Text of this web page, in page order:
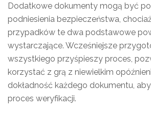
Dodatkowe dokumenty mogą być
podniesienia bezpieczeństwa,
przypadków te dwa podstawowe
wystarczające. Wcześniejsze
wszystkiego przyśpieszy proces,
korzystać z grą z niewielkim
dokładność każdego dokumentu,
proces weryfikacji.